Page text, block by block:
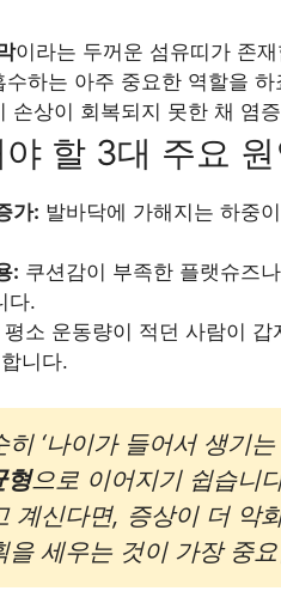
이라는 두꺼운 섬유띠가 존
하는 아주 중요한 역할을
손상이 회복되지 못한 채 염
할 3대 주요 원
가: 발바닥에 가해지는 하중
: 쿠션감이 부족한 플랫슈즈
다.
평소 운동량이 적던 사람이
니다.
‘나이가 들어서 생기
형으로 이어지기 쉽습니
계신다면, 증상이 더 악
세우는 것이 가장 중